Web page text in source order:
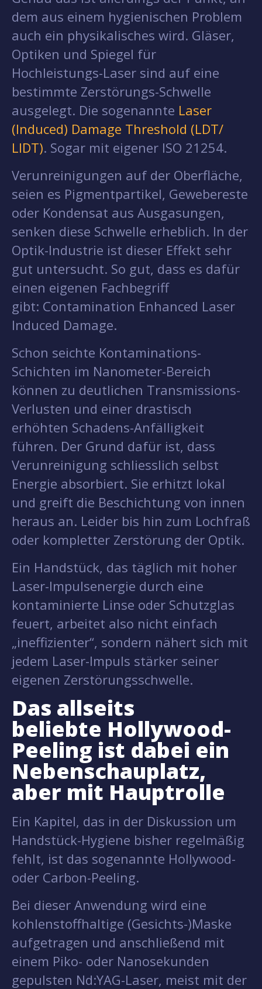
dem aus einem hygienischen Problem
auch ein physikalisches wird. Gläser,
Optiken und Spiegel für
Hochleistungs-Laser sind auf eine
bestimmte Zerstörungs-Schwelle
ausgelegt. Die sogenannte Laser
(Induced) Damage Threshold (LDT/
LIDT). Sogar mit eigener ISO 21254.
Verunreinigungen auf der Oberfläche,
seien es Pigmentpartikel, Gewebereste
oder Kondensat aus Ausgasungen,
senken diese Schwelle erheblich. In der
Optik-Industrie ist dieser Effekt sehr
gut untersucht. So gut, dass es dafür
einen eigenen Fachbegriff
gibt: Contamination Enhanced Laser
Induced Damage.
Schon seichte Kontaminations-
Schichten im Nanometer-Bereich
können zu deutlichen Transmissions-
Verlusten und einer drastisch
erhöhten Schadens-Anfälligkeit
führen. Der Grund dafür ist, dass
Verunreinigung schliesslich selbst
Energie absorbiert. Sie erhitzt lokal
und greift die Beschichtung von innen
heraus an. Leider bis hin zum Lochfraß
oder kompletter Zerstörung der Optik.
Ein Handstück, das täglich mit hoher
Laser-Impulsenergie durch eine
kontaminierte Linse oder Schutzglas
feuert, arbeitet also nicht einfach
„ineffizienter“, sondern nähert sich mit
jedem Laser-Impuls stärker seiner
eigenen Zerstörungsschwelle.
Das allseits
beliebte Hollywood-
Peeling ist dabei ein
Nebenschauplatz,
aber mit Hauptrolle
Ein Kapitel, das in der Diskussion um
Handstück-Hygiene bisher regelmäßig
fehlt, ist das sogenannte Hollywood-
oder Carbon-Peeling.
Bei dieser Anwendung wird eine
kohlenstoffhaltige (Gesichts-)Maske
aufgetragen und anschließend mit
einem Piko- oder Nanosekunden
gepulsten Nd:YAG-Laser, meist mit der